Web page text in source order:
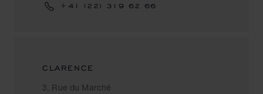
+41 (22) 319 62 66
CLARENCE
3, Rue du Marché